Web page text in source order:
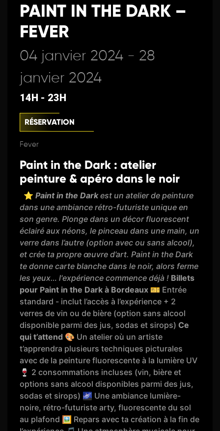
PAINT IN THE DARK –
FEVER
04 janvier 2024 - 28
janvier 2024
14H - 23H
RÉSERVATION
Fever
Paint in the Dark : atelier
peinture & apéro dans le noir
⭐ Paint in the Darkest un atelier de peinture
dans une ambiance rétro-futuriste unique en
son genre. Plonge dans un décor fluorescent
éclairé aux néons, le pinceau dans une main, un
verre dans l’autre (option avec ou sans alcool),
et crée ta propre œuvre d’art. Paint in the Dark
te donne carte blanche dans le noir, alors ferme
les yeux… l'expérience commence déjà ! Billets
pour Paint in the Dark à Bordeaux 🎫 Entrée
standard - inclut l’accès à l’expérience + 2
verres de vin ou de bière (option sans alcool
disponible parmi des jus, sodas et sirops) Ce
qui t’attend 🎨 Un atelier où un artiste
t’apprendra plusieurs techniques picturales
avec de la peinture fluorescente à la lumière UV
🍷 2 consommations incluses (vin, bière et
options sans alcool disponibles parmi des jus,
sodas et sirops) 🌌 Une ambiance lumière-
noire, rétro-futuriste arty, fluorescente du sol
au plafond 🖼️ Repars avec ta création à la fin de